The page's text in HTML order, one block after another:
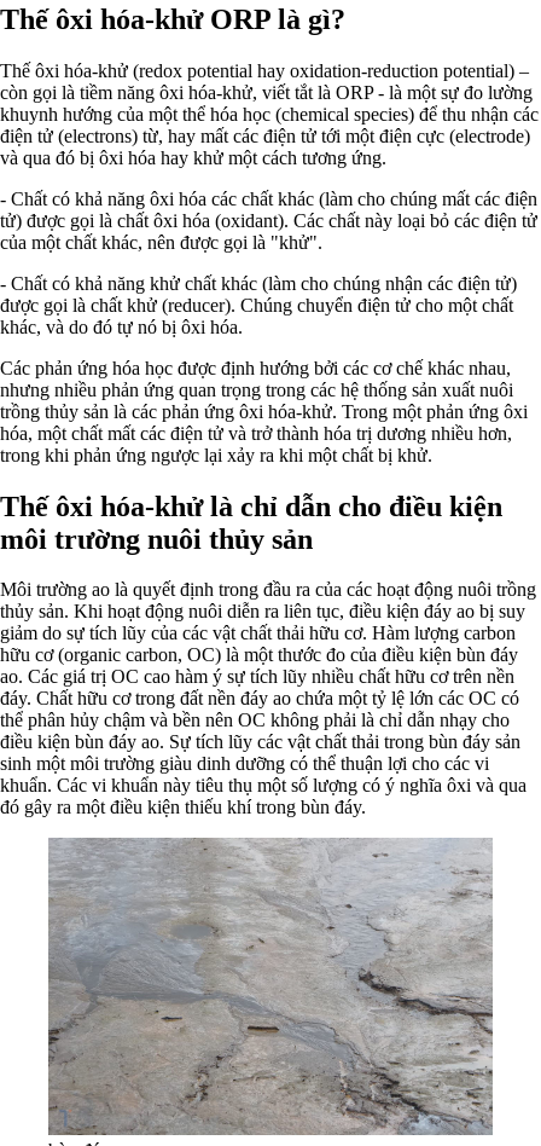
Thế ôxi hóa-khử ORP là gì?
Thế ôxi hóa-khử (redox potential hay oxidation-reduction potential) –
còn gọi là tiềm năng ôxi hóa-khử, viết tắt là ORP - là một sự đo lường
khuynh hướng của một thể hóa học (chemical species) để thu nhận các
điện tử (electrons) từ, hay mất các điện tử tới một điện cực (electrode)
và qua đó bị ôxi hóa hay khử một cách tương ứng.
- Chất có khả năng ôxi hóa các chất khác (làm cho chúng mất các điện
tử) được gọi là chất ôxi hóa (oxidant). Các chất này loại bỏ các điện tử
của một chất khác, nên được gọi là "khử".
- Chất có khả năng khử chất khác (làm cho chúng nhận các điện tử)
được gọi là chất khử (reducer). Chúng chuyển điện tử cho một chất
khác, và do đó tự nó bị ôxi hóa.
Các phản ứng hóa học được định hướng bởi các cơ chế khác nhau,
nhưng nhiều phản ứng quan trọng trong các hệ thống sản xuất nuôi
trồng thủy sản là các phản ứng ôxi hóa-khử. Trong một phản ứng ôxi
hóa, một chất mất các điện tử và trở thành hóa trị dương nhiều hơn,
trong khi phản ứng ngược lại xảy ra khi một chất bị khử.
Thế ôxi hóa-khử là chỉ dẫn cho điều kiện
môi trường nuôi thủy sản
Môi trường ao là quyết định trong đầu ra của các hoạt động nuôi trồng
thủy sản. Khi hoạt động nuôi diễn ra liên tục, điều kiện đáy ao bị suy
giảm do sự tích lũy của các vật chất thải hữu cơ. Hàm lượng carbon
hữu cơ (organic carbon, OC) là một thước đo của điều kiện bùn đáy
ao. Các giá trị OC cao hàm ý sự tích lũy nhiều chất hữu cơ trên nền
đáy. Chất hữu cơ trong đất nền đáy ao chứa một tỷ lệ lớn các OC có
thể phân hủy chậm và bền nên OC không phải là chỉ dẫn nhạy cho
điều kiện bùn đáy ao. Sự tích lũy các vật chất thải trong bùn đáy sản
sinh một môi trường giàu dinh dưỡng có thể thuận lợi cho các vi
khuẩn. Các vi khuẩn này tiêu thụ một số lượng có ý nghĩa ôxi và qua
đó gây ra một điều kiện thiếu khí trong bùn đáy.